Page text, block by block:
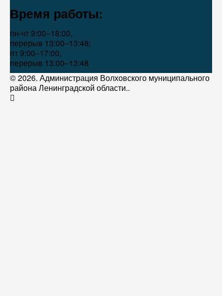
Время работы:
пн-чт 9:00–18:00,
перерыв 13:00–13:48;
пт 9:00–17:00,
перерыв 13:00–13:48
© 2026. Администрация Волховского муниципального
района Ленинградской области..